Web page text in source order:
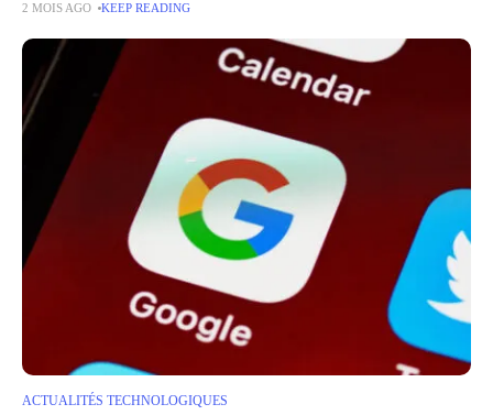
l'intelligence artificielle générative afin de rendre les échanges bien
2 MOIS AGO KEEP READING
ACTUALITÉS TECHNOLOGIQUES